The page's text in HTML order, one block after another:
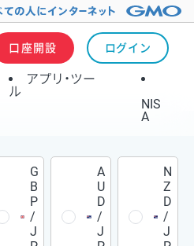
口座開設 ログイン
アプリ・ツー
ル
NIS
A
G
B
P
/
J
A
U
D
/
J
N
Z
D
/
J